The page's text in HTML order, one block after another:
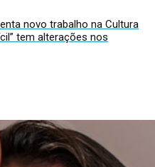
novo trabalho na Cultura
tem alterações nos